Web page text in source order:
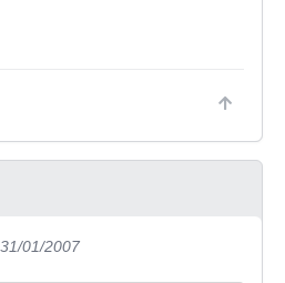
01/2007